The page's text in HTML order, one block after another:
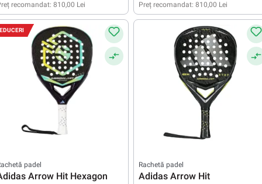
recomandat: 810,00 Lei Preț recomandat: 810,00 Lei
padel
Arrow Hit Hexagon
Rachetă padel
Adidas Arrow Hit